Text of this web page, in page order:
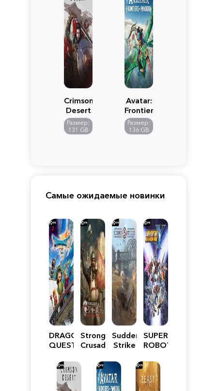
Crimson
Desert
Размер:
131 GB
Avatar:
Frontiers
of
Pandora
Размер:
136 GB
Самые ожидаемые новинки
DRAGON
QUEST
Reimagined
Stronghold
Crusader:
Edition
Sudden
Strike
SUPER
ROBOT
Y